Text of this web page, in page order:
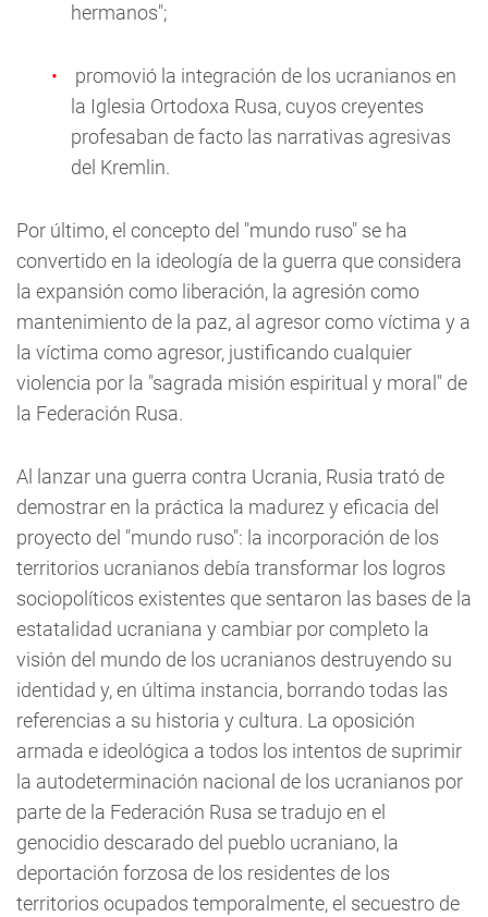
hermanos";
promovió la integración de los ucranianos en
la Iglesia Ortodoxa Rusa, cuyos creyentes
profesaban de facto las narrativas agresivas
del Kremlin.
Por último, el concepto del "mundo ruso" se ha
convertido en la ideología de la guerra que considera
la expansión como liberación, la agresión como
mantenimiento de la paz, al agresor como víctima y a
la víctima como agresor, justificando cualquier
violencia por la "sagrada misión espiritual y moral" de
la Federación Rusa.
Al lanzar una guerra contra Ucrania, Rusia trató de
demostrar en la práctica la madurez y eficacia del
proyecto del "mundo ruso": la incorporación de los
territorios ucranianos debía transformar los logros
sociopolíticos existentes que sentaron las bases de la
estatalidad ucraniana y cambiar por completo la
visión del mundo de los ucranianos destruyendo su
identidad y, en última instancia, borrando todas las
referencias a su historia y cultura. La oposición
armada e ideológica a todos los intentos de suprimir
la autodeterminación nacional de los ucranianos por
parte de la Federación Rusa se tradujo en el
genocidio descarado del pueblo ucraniano, la
deportación forzosa de los residentes de los
territorios ocupados temporalmente, el secuestro de